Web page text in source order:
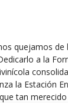
quejamos de
a la
la Estación
tan